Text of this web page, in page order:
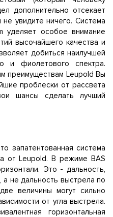
дополнительно отсекает
увидите ничего. Система
уделяет особое внимание
высочайшего качества и
добиться наилучшей
и фиолетового спектра.
преимуществам Leupold Вы
проблески от рассвета
шансы сделать лучший
запатентованная система
от Leupold. В режиме BAS
Это - дальность,
а не дальность выстрела по
величины могут сильно
от угла выстрела.
горизонтальная